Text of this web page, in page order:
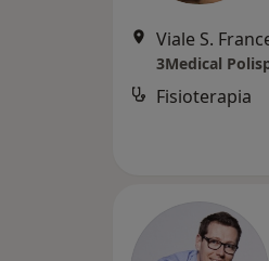
Viale S.
3Medical
Fisioterapia